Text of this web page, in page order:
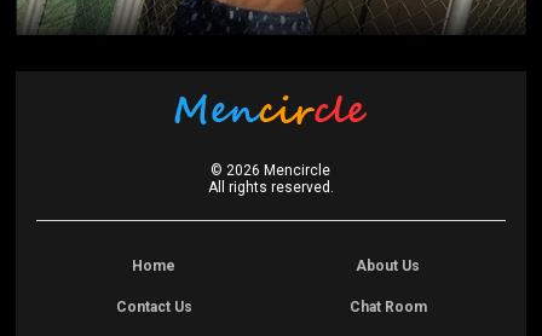
©2026 Mencircle
All rights reserved.
Home About Us
Contact Us Chat Room